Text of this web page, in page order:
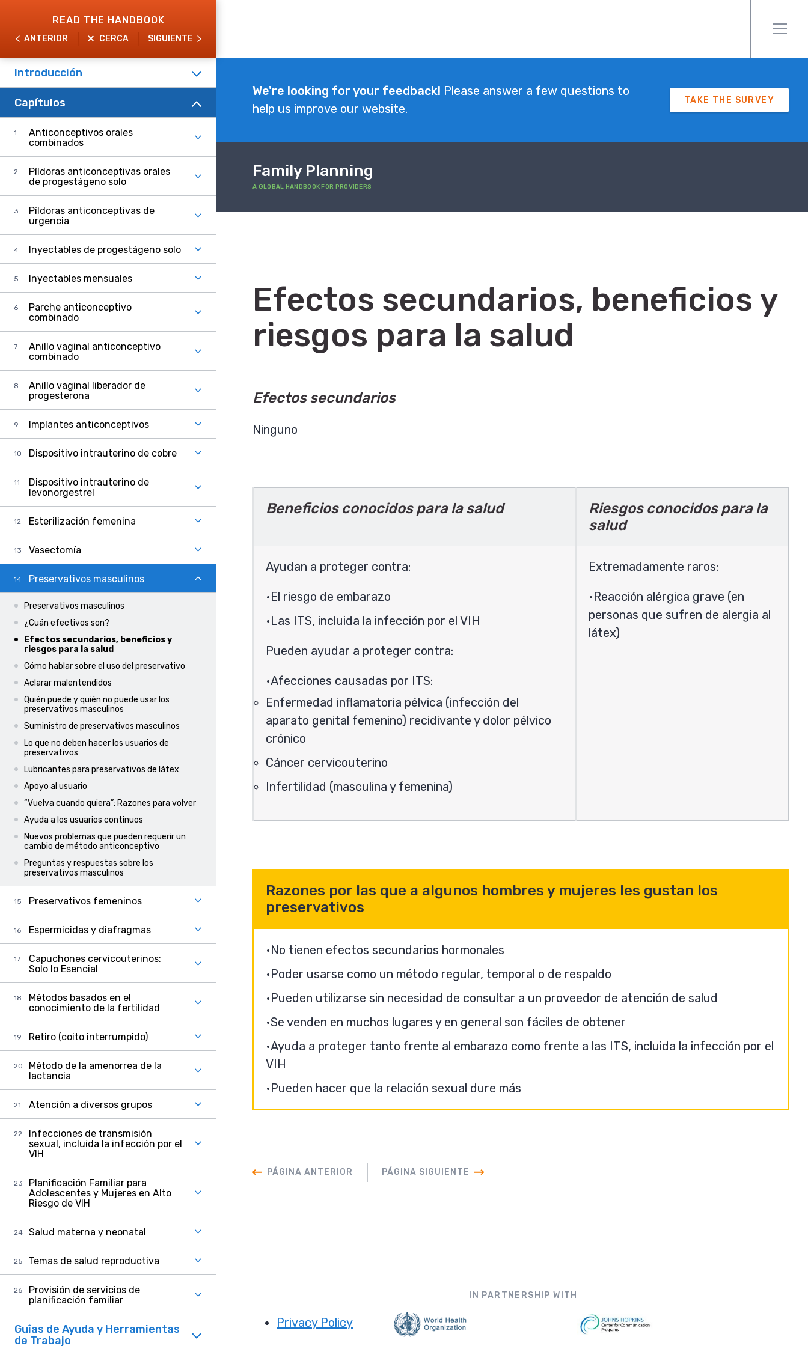
to
main
content
READ THE HANDBOOK
ANTERIOR CERCA SIGUIENTE
Explore
the
Handbook
Introducción
Capítulos
Anticonceptivos orales
combinados
Píldoras anticonceptivas orales
de progestágeno solo
Píldoras anticonceptivas de
urgencia
Inyectables de progestágeno solo
Inyectables mensuales
Parche anticonceptivo
combinado
Anillo vaginal anticonceptivo
combinado
Anillo vaginal liberador de
progesterona
Implantes anticonceptivos
Dispositivo intrauterino de cobre
Dispositivo intrauterino de
levonorgestrel
Esterilización femenina
Vasectomía
Preservativos masculinos
Preservativos masculinos
¿Cuán efectivos son?
Efectos secundarios, beneficios y
riesgos para la salud
Cómo hablar sobre el uso del preservativo
Aclarar malentendidos
Quién puede y quién no puede usar los
preservativos masculinos
Suministro de preservativos masculinos
Lo que no deben hacer los usuarios de
preservativos
Lubricantes para preservativos de látex
Apoyo al usuario
“Vuelva cuando quiera”: Razones para volver
Ayuda a los usuarios continuos
Nuevos problemas que pueden requerir un
cambio de método anticonceptivo
Preguntas y respuestas sobre los
preservativos masculinos
Preservativos femeninos
Espermicidas y diafragmas
Capuchones cervicouterinos:
Solo lo Esencial
Métodos basados en el
conocimiento de la fertilidad
Retiro (coito interrumpido)
Método de la amenorrea de la
lactancia
Atención a diversos grupos
Infecciones de transmisión
sexual, incluida la infección por el
VIH
Planificación Familiar para
Adolescentes y Mujeres en Alto
Riesgo de VIH
Salud materna y neonatal
Temas de salud reproductiva
Provisión de servicios de
planificación familiar
Guîas de Ayuda y Herramientas
de Trabajo
We're looking for your feedback! Please answer a few questions to
help us improve our website.
TAKE THE SURVEY
Family Planning
A GLOBAL HANDBOOK FOR PROVIDERS
Efectos secundarios, beneficios y
riesgos para la salud
Efectos secundarios
Ninguno
Beneficios conocidos para la salud
Riesgos conocidos para la
salud
Ayudan a proteger contra:
El riesgo de embarazo
Las ITS, incluida la infección por el VIH
Pueden ayudar a proteger contra:
Afecciones causadas por ITS:
Enfermedad inflamatoria pélvica (infección del
aparato genital femenino) recidivante y dolor pélvico
crónico
Cáncer cervicouterino
Infertilidad (masculina y femenina)
Extremadamente raros:
Reacción alérgica grave (en
personas que sufren de alergia al
látex)
Razones por las que a algunos hombres y mujeres les gustan los
preservativos
No tienen efectos secundarios hormonales
Poder usarse como un método regular, temporal o de respaldo
Pueden utilizarse sin necesidad de consultar a un proveedor de atención de salud
Se venden en muchos lugares y en general son fáciles de obtener
Ayuda a proteger tanto frente al embarazo como frente a las ITS, incluida la infección por el
VIH
Pueden hacer que la relación sexual dure más
PÁGINA ANTERIOR PÁGINA SIGUIENTE
Footer
Privacy Policy
IN PARTNERSHIP WITH